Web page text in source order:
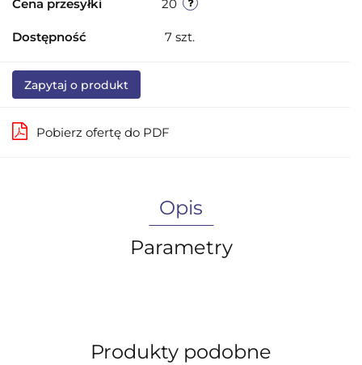
Cena przesyłki 20
Dostępność 7 szt.
Zapytaj o produkt
Pobierz ofertę do PDF
Opis
Parametry
Produkty podobne